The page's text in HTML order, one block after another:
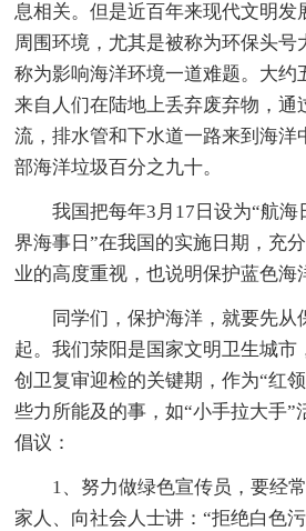
息相关。但是近百年来现代文明发
周围环境，尤其是被称为环保头号
称为影响海洋环境一道难题。大约
来自人们在陆地上丢弃废弃物，通
流，排水管和下水道一路来到海洋
部海洋垃圾百分之九十。
我国把每年3月17日设为“航海
界海事日”在我国的实施日期，充
业的高度重视，也说明保护蓝色海
同学们，保护海洋，就要先从
起。我们荥阳是国家文明卫生城市
创卫复审迎检的关键期，作为“红
些力所能及的事，如“小手拉大手”
倡议：
1、努力做绿色宣传员，要经
家人、向社会人士讲：“拒绝白色